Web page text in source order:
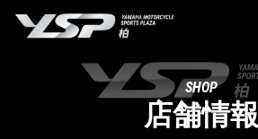
SHOP
店舗情報